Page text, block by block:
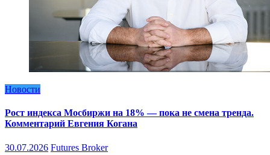
Новости
Рост индекса Мосбиржи на 18% — пока не смена тренда.
Комментарий Евгения Когана
30.07.2026 Futures Broker